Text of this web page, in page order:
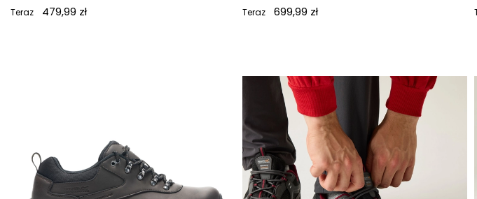
Teraz 479,99 zł Teraz 699,99 zł